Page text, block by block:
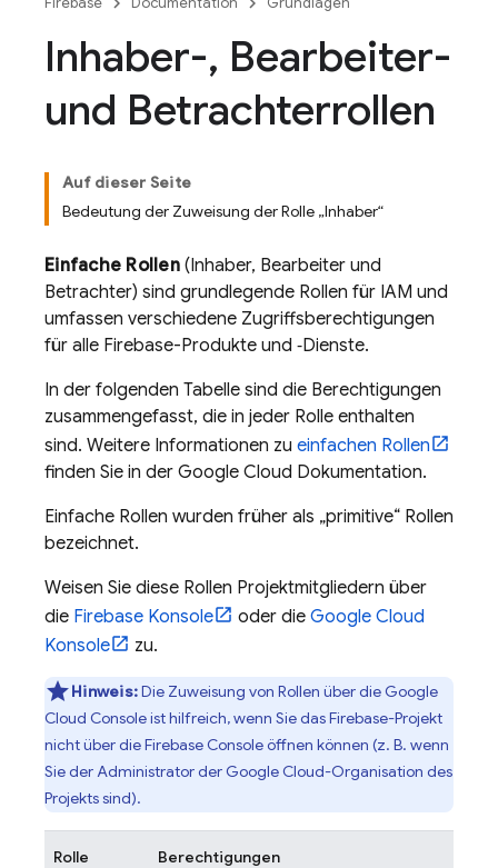
Inhaber-, Bearbeiter-
und Betrachterrollen
Auf dieser Seite
Bedeutung der Zuweisung der Rolle „Inhaber“
Einfache Rollen(Inhaber, Bearbeiter und
Betrachter) sind grundlegende Rollen für IAM und
umfassen verschiedene Zugriffsberechtigungen
für alle Firebase-Produkte und ‑Dienste.
In der folgenden Tabelle sind die Berechtigungen
zusammengefasst, die in jeder Rolle enthalten
sind. Weitere Informationen zu einfachen Rollen
finden Sie in der Google Cloud Dokumentation.
Einfache Rollen wurden früher als „primitive“ Rollen
bezeichnet.
Weisen Sie diese Rollen Projektmitgliedern über
die Firebase Konsole oder die Google Cloud
Konsole
zu.
Hinweis:Die Zuweisung von Rollen über die Google
Cloud Console ist hilfreich, wenn Sie das Firebase-Projekt
nicht über dieFirebase Console öffnen können (z. B. wenn
Sie der Administrator der Google Cloud-Organisation des
Projekts sind).
Rolle Berechtigungen